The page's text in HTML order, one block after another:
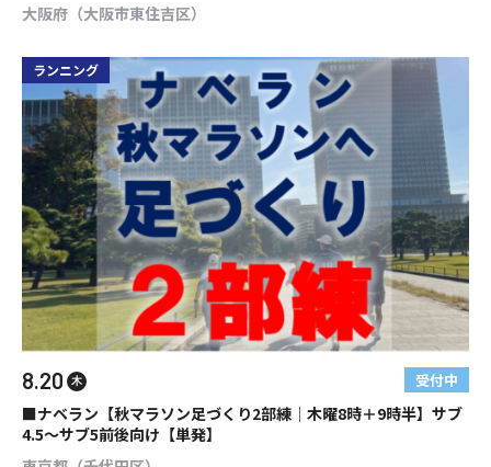
大阪府（大阪市東住吉区）
ランニング
8.20 木 受付中
■ナベラン【秋マラソン足づくり2部練│木曜8時＋9時半】サブ
4.5～サブ5前後向け【単発】